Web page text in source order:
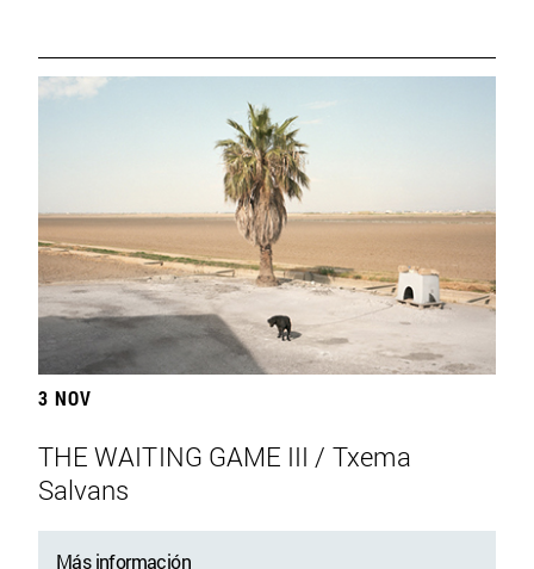
3 NOV
THE WAITING GAME III / Txema
Salvans
Más información